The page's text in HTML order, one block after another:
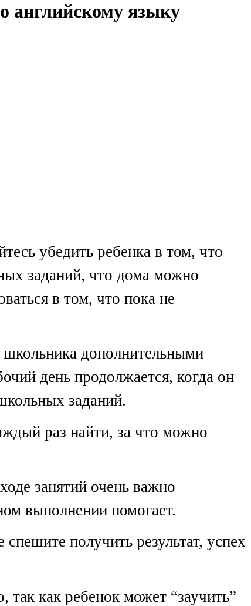
английскому языку
убедить ребенка в том, что
заданий, что дома можно
в том, что пока не
школьника дополнительными
день продолжается, когда он
заданий.
раз найти, за что можно
занятий очень важно
выполнении помогает.
получить результат, успех
как ребенок может “заучить”